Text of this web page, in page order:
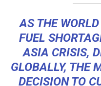
AS THE
FUEL
ASIA CRISIS,
GLOBALLY, THE
DECISION TO